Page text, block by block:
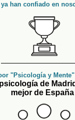
ya han confiado en
"Psicología y Mente"
de
mejor de España